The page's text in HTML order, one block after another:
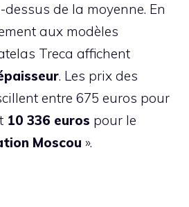
de la moyenne. En
aux modèles
Treca affichent
. Les prix des
entre 675 euros pour
10 336 euros pour le
Moscou ».